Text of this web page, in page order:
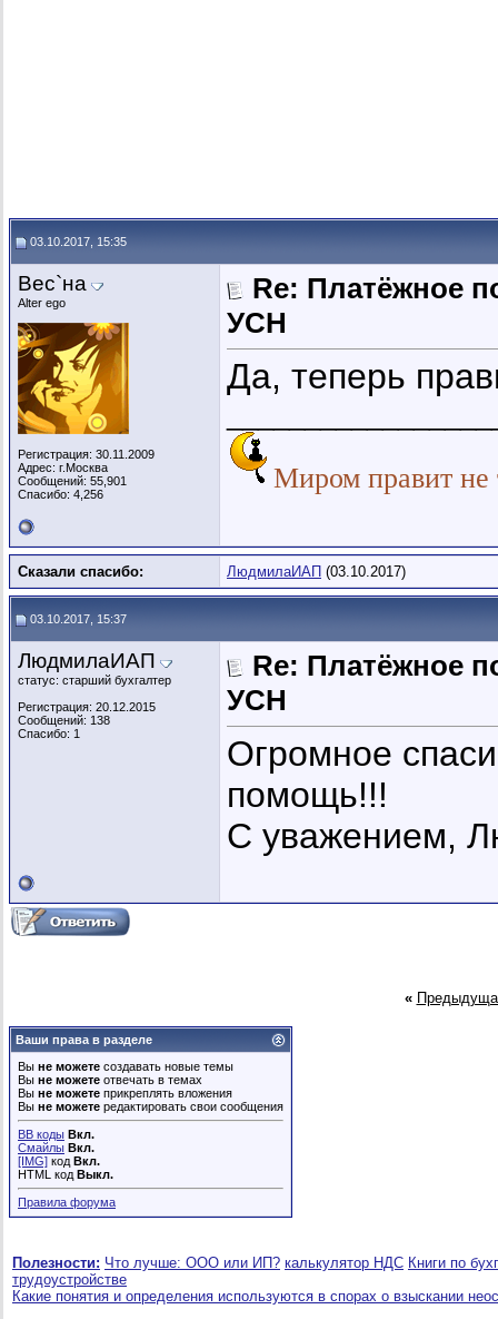
03.10.2017, 15:35
Вес`на
Alter ego
Регистрация: 30.11.2009
Адрес: г.Москва
Сообщений: 55,901
Спасибо: 4,256
Re: Платёжное
УСН
Да, теперь
Миром правит не
Сказали спасибо: ЛюдмилаИАП (03.10.2017)
03.10.2017, 15:37
ЛюдмилаИАП
статус: старший бухгалтер
Регистрация: 20.12.2015
Сообщений: 138
Спасибо: 1
Re: Платёжное
УСН
Огромное
помощь!!!
С уважением,
«
Ваши права в разделе
Вы не можете создавать новые темы
Вы не можете отвечать в темах
Вы не можете прикреплять вложения
Вы не можете редактировать свои сообщения
BB коды Вкл.
Смайлы Вкл.
[IMG] код Вкл.
HTML код Выкл.
Правила форума
Полезности: Что лучше: ООО или ИП? калькулятор НДС Книги по
трудоустройстве
Какие понятия и определения используются в спорах о взыскании